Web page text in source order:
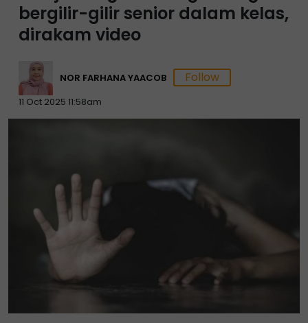
bergilir-gilir senior dalam kelas,
dirakam video
NOR FARHANA YAACOB
11 Oct 2025 11:58am